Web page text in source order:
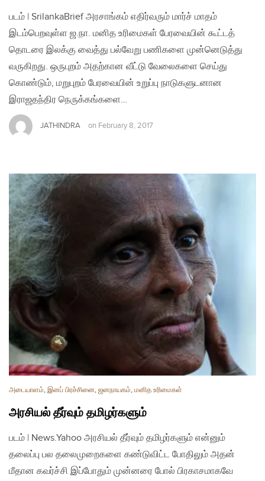
படம் | SrilankaBrief அரசாங்கம் எதிர்வரும் மார்ச் மாதம்
இடம்பெறவுள்ள ஜ.நா. மனித உரிமைகள் பேரவையின் கூட்டத்
தொடரை இலக்கு வைத்து பல்வேறு பணிகளை முன்னெடுத்து
வருகிறது. ஒருபுறம் அதற்கான வீட்டு வேலைகளை செய்து
கொண்டும், மறுபுறம் பேரவையின் உறுப்பு நாடுகளுடனான
இராஜதந்திர நெருக்கங்களை…
JATHINDRA on February 8, 2017
அடையாளம், இனப் பிரச்சினை, ஜனநாயகம், மனித உரிமைகள்
அரசியல் தீர்வும் தமிழர்களும்
படம் | News.Yahoo அரசியல் தீர்வும் தமிழர்களும் என்னும்
தலைப்பு பல தலைமுறைகளை கண்டுவிட்ட போதிலும் அதன்
மீதான கவர்ச்சி இப்போதும் முன்னரை போல் பிரகாசமாகவே